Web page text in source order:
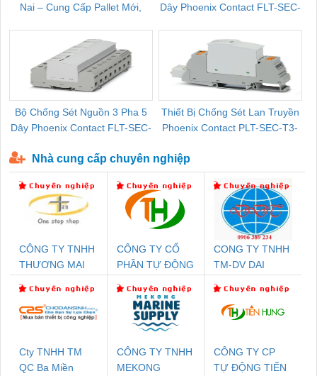
Nai – Cung Cấp Pallet Mới,
Dây Phoenix Contact FLT-SEC-
Bộ Chống Sét Nguồn 3 Pha 5
Dây Phoenix Contact FLT-SEC-
Thiết Bị Chống Sét Lan Truyền
Phoenix Contact PLT-SEC-T3-
Nhà cung cấp chuyên nghiệp
CÔNG TY TNHH
THƯƠNG MẠI
NAM
CÔNG TY CỔ
PHẦN TỰ ĐỘNG
CONG TY TNHH
TM-DV DAI
Cty TNHH TM
QC Ba Miền
CÔNG TY TNHH
MEKONG
CÔNG TY CP
TỰ ĐỘNG TIẾN